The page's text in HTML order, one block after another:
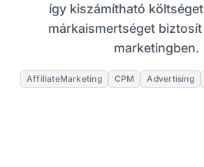
így kiszámítható
márkaismertséget
marketingben.
AffiliateMarketing CPM Advertising